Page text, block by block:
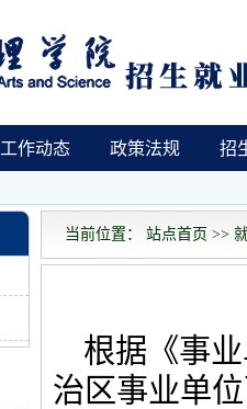
工作动态 政策法规 招
当前位置： 站点首页 >>
根据《事
治区事业单